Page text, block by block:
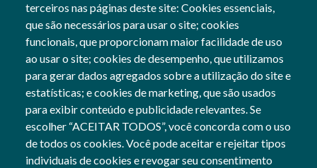
A participação é gratuita, mas sujeita a inscrição prévia, para
receber o link para assistir.
Siga-nos
terceiros nas páginas deste site: Cookies essenciais,
que são necessários para usar o site; cookies
funcionais, que proporcionam maior facilidade de uso
ao usar o site; cookies de desempenho, que utilizamos
para gerar dados agregados sobre a utilização do site e
estatísticas; e cookies de marketing, que são usados
para exibir conteúdo e publicidade relevantes. Se
escolher “ACEITAR TODOS”, você concorda com o uso
de todos os cookies. Você pode aceitar e rejeitar tipos
individuais de cookies e revogar seu consentimento
Social Networks